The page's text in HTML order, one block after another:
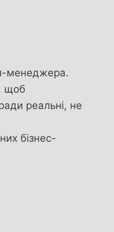
менеджера.
щоб
реальні, не
бізнес-